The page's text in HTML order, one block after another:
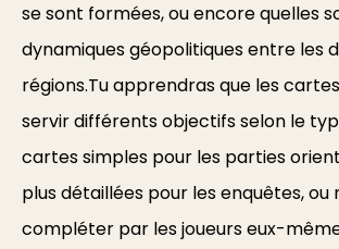
se sont formées, ou encore quelles
dynamiques géopolitiques entre les
régions.Tu apprendras que les
servir différents objectifs selon le
cartes simples pour les parties
plus détaillées pour les enquêtes, ou
compléter par les joueurs eux-